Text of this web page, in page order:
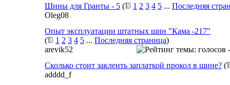
Шины для Гранты - 5 ( 1 2 3 4 5 ... Последняя
Oleg08
Опыт эксплуатации штатных шин "Кама -217"
(
1 2 3 4 5 ... Последняя страница)
arevik52
Сколько стоит заклеить заплаткой прокол в шине? (
adddd_f